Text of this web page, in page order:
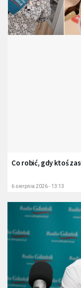
Co robić, gdy ktoś
6 sierpnia 2026 - 13:13